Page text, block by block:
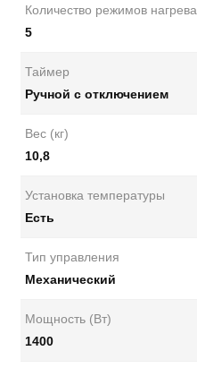
Количество режимов нагрева
5
Таймер
Ручной с отключением
Вес (кг)
10,8
Установка температуры
Есть
Тип управления
Механический
Мощность (Вт)
1400